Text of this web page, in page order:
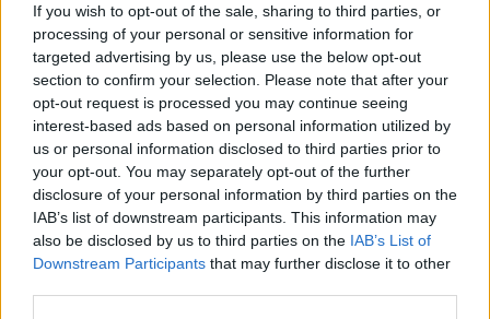
If you wish to opt-out of the sale, sharing to third parties, or
processing of your personal or sensitive information for
targeted advertising by us, please use the below opt-out
section to confirm your selection. Please note that after your
opt-out request is processed you may continue seeing
interest-based ads based on personal information utilized by
us or personal information disclosed to third parties prior to
your opt-out. You may separately opt-out of the further
disclosure of your personal information by third parties on the
IAB’s list of downstream participants. This information may
also be disclosed by us to third parties on the IAB’s List of
Downstream Participants that may further disclose it to other
adidas Maglie
Real Madrid
Condividi